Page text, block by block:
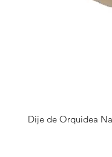
Dije de Orquidea